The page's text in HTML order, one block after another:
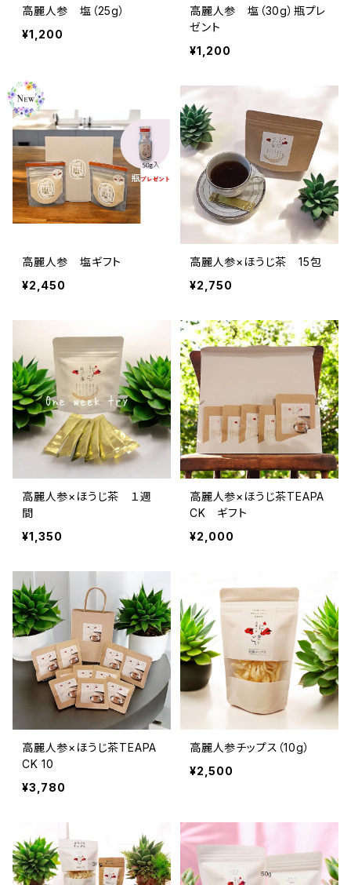
高麗人参 塩（25g）
¥1,200
高麗人参 塩（30g）瓶プレ
ゼント
¥1,200
高麗人参 塩ギフト
¥2,450
高麗人参×ほうじ茶 15包
¥2,750
高麗人参×ほうじ茶 １週
間
¥1,350
高麗人参×ほうじ茶TEAPA
CK ギフト
¥2,000
高麗人参×ほうじ茶TEAPA
CK 10
¥3,780
高麗人参チップス（10g）
¥2,500